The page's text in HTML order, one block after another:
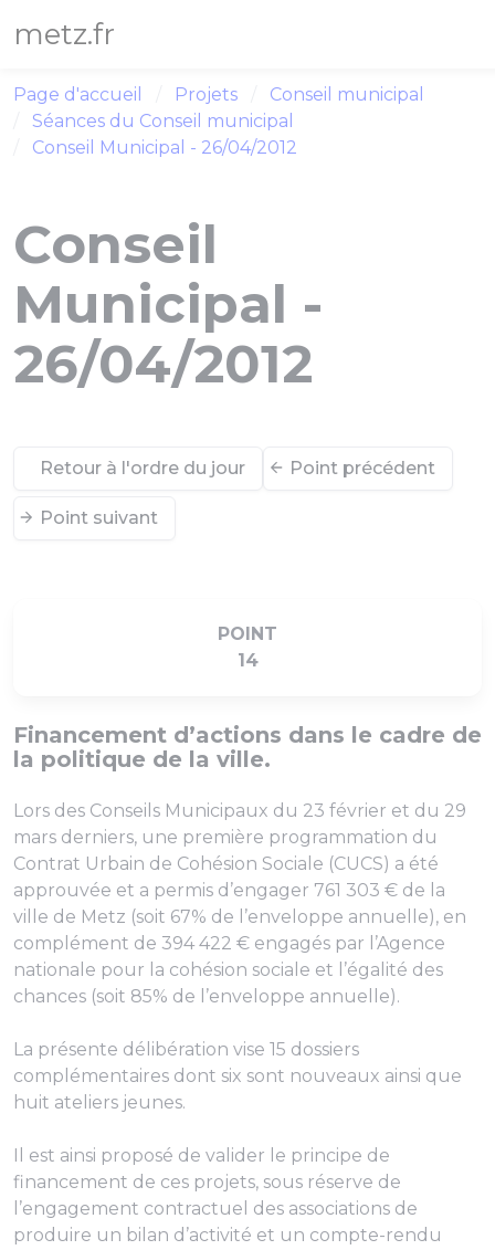
metz.fr
Page d'accueil Projets
Conseil municipal
Séances du Conseil municipal
Conseil Municipal - 26/04/2012
Conseil
Municipal -
26/04/2012
Retour à l'ordre du jour Point précédent
Point suivant
POINT
14
Financement d’actions dans le cadre de
la politique de la ville.
Lors des Conseils Municipaux du 23 février et du 29
mars derniers, une première programmation du
Contrat Urbain de Cohésion Sociale (CUCS) a été
approuvée et a permis d’engager 761 303 € de la
ville de Metz (soit 67% de l’enveloppe annuelle), en
complément de 394 422 € engagés par l’Agence
nationale pour la cohésion sociale et l’égalité des
chances (soit 85% de l’enveloppe annuelle).
La présente délibération vise 15 dossiers
complémentaires dont six sont nouveaux ainsi que
huit ateliers jeunes.
Il est ainsi proposé de valider le principe de
financement de ces projets, sous réserve de
l’engagement contractuel des associations de
produire un bilan d’activité et un compte-rendu